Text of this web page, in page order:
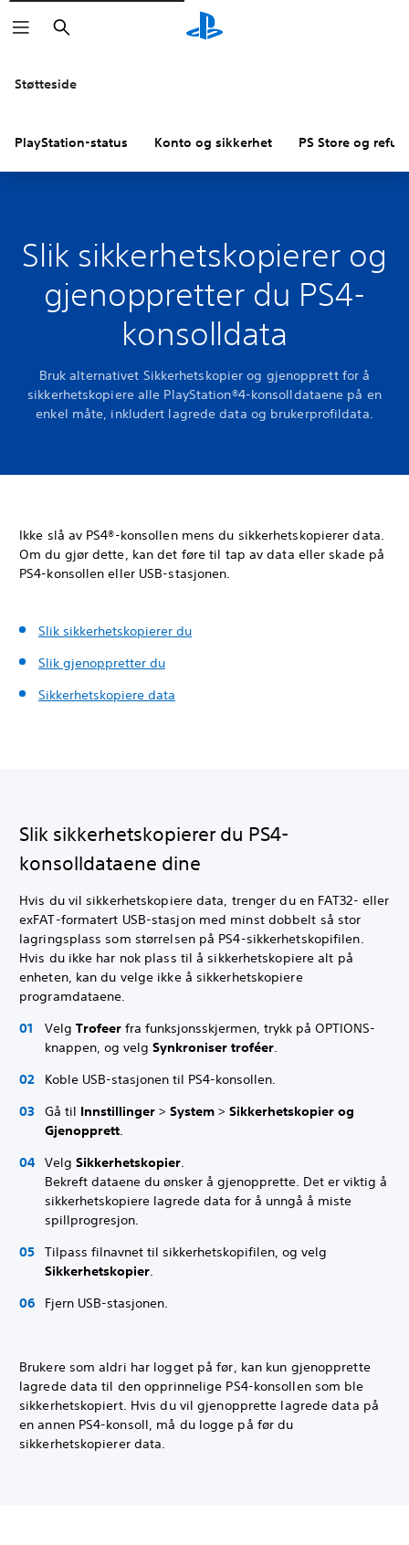
Søk
Støtteside
PlayStation-status Konto og sikkerhet PS Store og
Slik sikkerhetskopierer og
gjenoppretter du PS4-
konsolldata
Bruk alternativet Sikkerhetskopier og gjenopprett for å
sikkerhetskopiere alle PlayStation®4-konsolldataene på en
enkel måte, inkludert lagrede data og brukerprofildata.
Ikke slå av PS4®-konsollen mens du sikkerhetskopierer data.
Om du gjør dette, kan det føre til tap av data eller skade på
PS4-konsollen eller USB-stasjonen.
Slik sikkerhetskopierer du
Slik gjenoppretter du
Sikkerhetskopiere data
Slik sikkerhetskopierer du PS4-
konsolldataene dine
Hvis du vil sikkerhetskopiere data, trenger du en FAT32- eller
exFAT-formatert USB-stasjon med minst dobbelt så stor
lagringsplass som størrelsen på PS4-sikkerhetskopifilen.
Hvis du ikke har nok plass til å sikkerhetskopiere alt på
enheten, kan du velge ikke å sikkerhetskopiere
programdataene.
Velg Trofeer fra funksjonsskjermen, trykk på OPTIONS-
knappen, og velg Synkroniser troféer.
Koble USB-stasjonen til PS4-konsollen.
Gå til Innstillinger > System > Sikkerhetskopier og
Gjenopprett.
Velg Sikkerhetskopier.
Bekreft dataene du ønsker å gjenopprette. Det er viktig å
sikkerhetskopiere lagrede data for å unngå å miste
spillprogresjon.
Tilpass filnavnet til sikkerhetskopifilen, og velg
Sikkerhetskopier.
Fjern USB-stasjonen.
Brukere som aldri har logget på før, kan kun gjenopprette
lagrede data til den opprinnelige PS4-konsollen som ble
sikkerhetskopiert. Hvis du vil gjenopprette lagrede data på
en annen PS4-konsoll, må du logge på før du
sikkerhetskopierer data.